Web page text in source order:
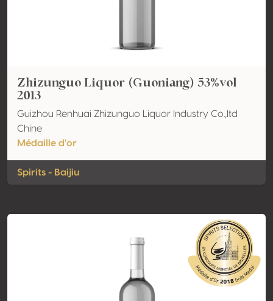
Zhizunguo Liquor (Guoniang) 53%vol
2013
Guizhou Renhuai Zhizunguo Liquor Industry Co.,ltd
Chine
Médaille d'or
Spirits - Baijiu